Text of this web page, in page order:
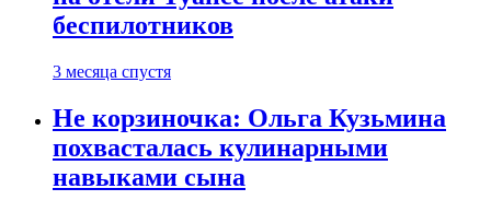
беспилотников
3 месяца спустя
Не корзиночка: Ольга Кузьмина
похвасталась кулинарными
навыками сына